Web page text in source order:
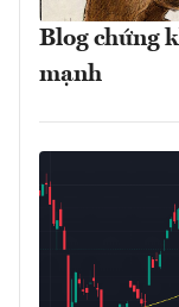
Blog chứng
mạnh